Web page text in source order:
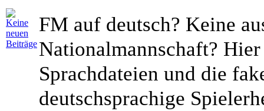
FM auf deutsch? Keine
Nationalmannschaft?
Sprachdateien und die
deutschsprachige